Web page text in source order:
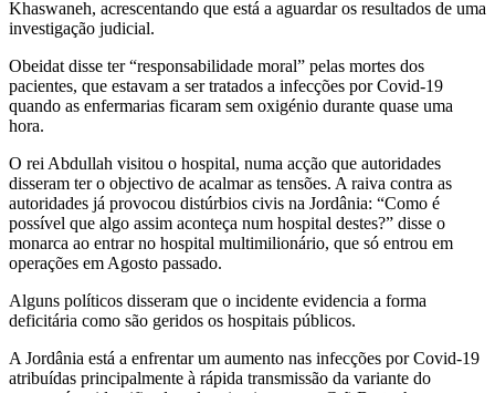
Khaswaneh, acrescentando que está a aguardar os resultados de uma
investigação judicial.
Obeidat disse ter “responsabilidade moral” pelas mortes dos
pacientes, que estavam a ser tratados a infecções por Covid-19
quando as enfermarias ficaram sem oxigénio durante quase uma
hora.
O rei Abdullah visitou o hospital, numa acção que autoridades
disseram ter o objectivo de acalmar as tensões. A raiva contra as
autoridades já provocou distúrbios civis na Jordânia: “Como é
possível que algo assim aconteça num hospital destes?” disse o
monarca ao entrar no hospital multimilionário, que só entrou em
operações em Agosto passado.
Alguns políticos disseram que o incidente evidencia a forma
deficitária como são geridos os hospitais públicos.
A Jordânia está a enfrentar um aumento nas infecções por Covid-19
atribuídas principalmente à rápida transmissão da variante do